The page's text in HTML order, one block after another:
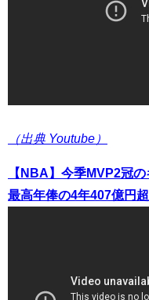
（出典 Youtube）
【NBA】今季MVP2冠
最高年俸の4年407億円